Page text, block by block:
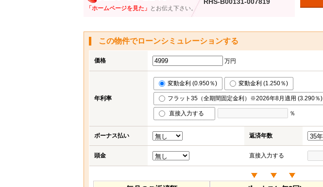
「ホームページを見た」 とお伝え下さい。
この物件でローンシミュレーションする
価格 万円
年利率
変動金利 (0.950％) 変動金利 (1.250％)
フラット35（全期間固定金利）※2026年8月適用 (3.290％)
直接入力する ％
ボーナス払い 返済年数
頭金 直接入力する